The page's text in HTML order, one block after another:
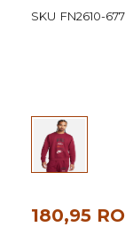
ofSKU FN2610-677
180,95